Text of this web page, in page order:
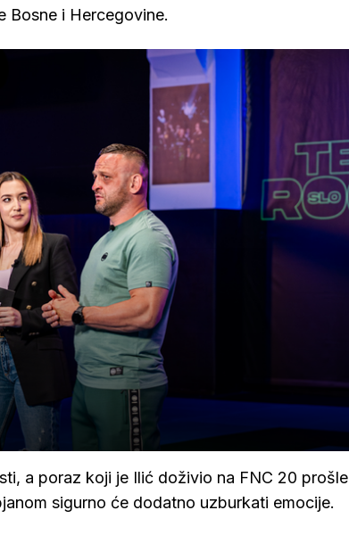
Bosne i Hercegovine.
a poraz koji je Ilić doživio na FNC 20 prošle
sigurno će dodatno uzburkati emocije.